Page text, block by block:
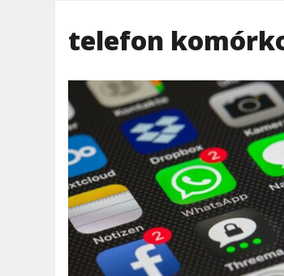
telefon